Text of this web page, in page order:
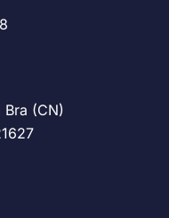
Bra (CN)